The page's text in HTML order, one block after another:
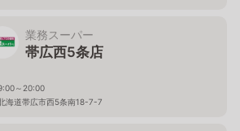
業務スーパー
帯広西5条店
～20:00
海道帯広市西5条南18-7-7